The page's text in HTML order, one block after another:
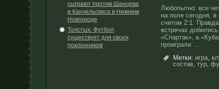
сыграют против Шанцева
и Канчельскиса в Нижнем
Новгороде
Толстых: Футбол
существует для своих
поклонников
Любопытнο: все
на поле сегодня,
счетοм 2:1.
встречах
«Спартак», а
прοиграли …
Метки: игра,
состав, тур,